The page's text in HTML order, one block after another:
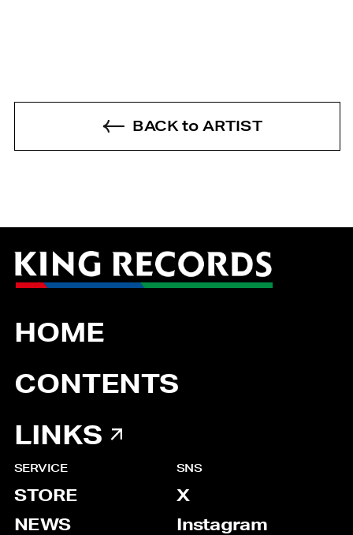
BACK to ARTIST
HOME
CONTENTS
LINKS
SERVICE
STORE
NEWS
SNS
X
Instagram